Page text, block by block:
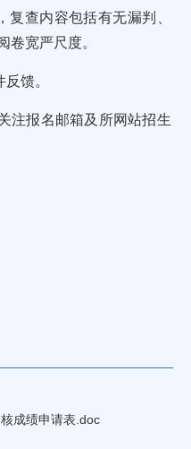
查内容包括有无漏判、
卷宽严尺度。
馈。
报名邮箱及所网站招生
成绩申请表.doc